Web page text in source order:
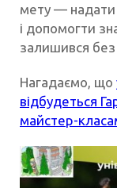
мету — надати
і допомогти
залишився
Нагадаємо, що
відбудеться
майстер-